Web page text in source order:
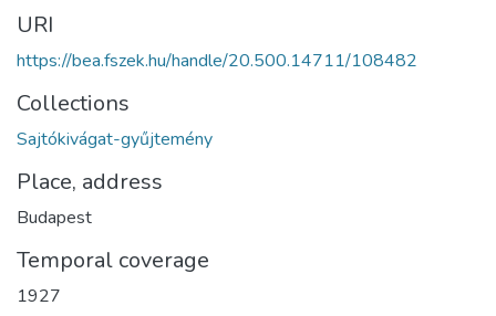
URI
https://bea.fszek.hu/handle/20.500.14711/108482
Collections
Sajtókivágat-gyűjtemény
Place, address
Budapest
Temporal coverage
1927